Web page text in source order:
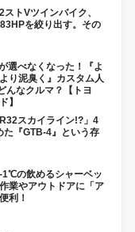
トVツインバイク、
を絞り出す。その
選べなくなった！『よ
り泥臭く』カスタム人
んなクルマ？【トヨ
】
スカイライン!?」4
た『GTB-4』という存
1℃の飲めるシャーベッ
業やアウトドアに「ア
利！